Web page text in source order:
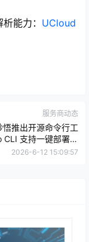
能力： UCloud
服务商动态
悟推出开源命令行工
CLI 支持一键部署上
线
2026-6-12 15:09:57